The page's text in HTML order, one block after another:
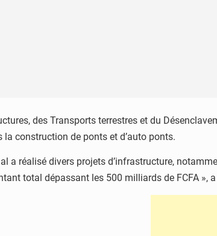
des Transports terrestres et du
la construction de ponts et d’auto ponts.
a réalisé divers projets d’infrastructure,
total dépassant les 500 milliards de FCFA »,